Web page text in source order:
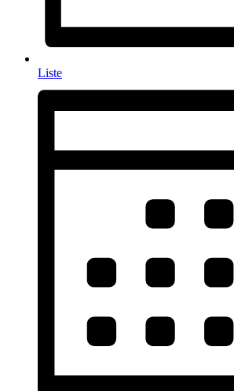
Liste